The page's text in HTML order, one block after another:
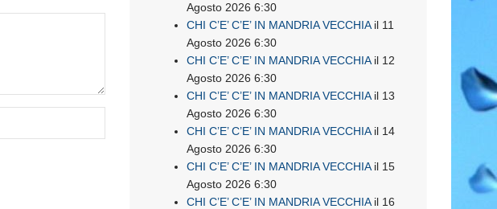
Agosto 2026 6:30
CHI C’E’ C’E’ IN MANDRIA VECCHIAil 11
Agosto 2026 6:30
CHI C’E’ C’E’ IN MANDRIA VECCHIAil 12
Agosto 2026 6:30
CHI C’E’ C’E’ IN MANDRIA VECCHIAil 13
Agosto 2026 6:30
CHI C’E’ C’E’ IN MANDRIA VECCHIAil 14
Agosto 2026 6:30
CHI C’E’ C’E’ IN MANDRIA VECCHIAil 15
Agosto 2026 6:30
CHI C’E’ C’E’ IN MANDRIA VECCHIAil 16